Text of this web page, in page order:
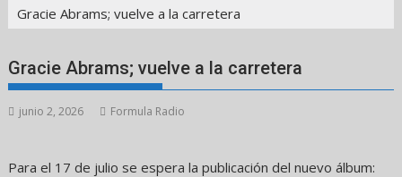
Gracie Abrams; vuelve a la carretera
Gracie Abrams; vuelve a la carretera
junio 2, 2026 Formula Radio
Para el 17 de julio se espera la publicación del nuevo álbum: